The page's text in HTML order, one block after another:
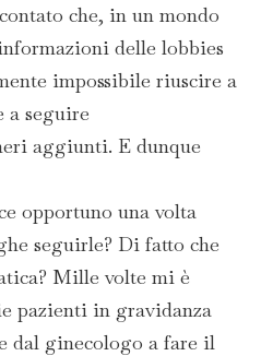
che, in un mondo
delle lobbies
impossibile riuscire a
a seguire
aggiunti. E dunque
opportuno una volta
seguirle? Di fatto che
Mille volte mi è
pazienti in gravidanza
dal ginecologo a fare il